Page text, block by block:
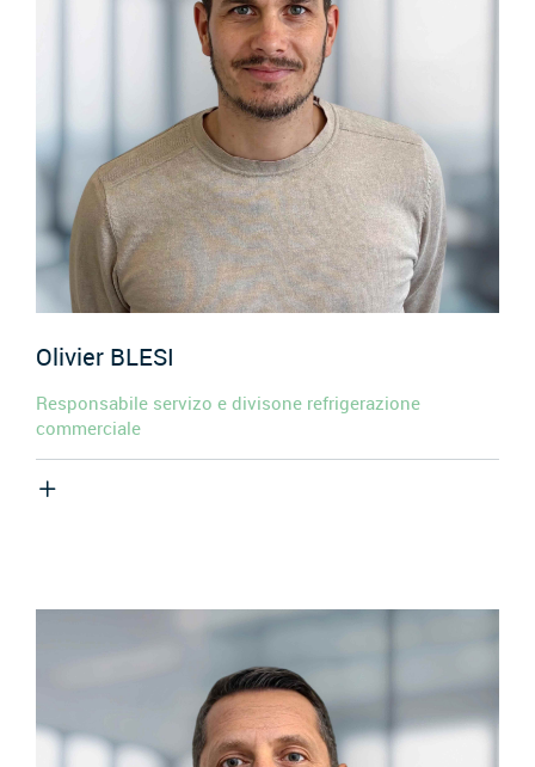
Olivier BLESI
Responsabile servizo e divisone refrigerazione
commerciale